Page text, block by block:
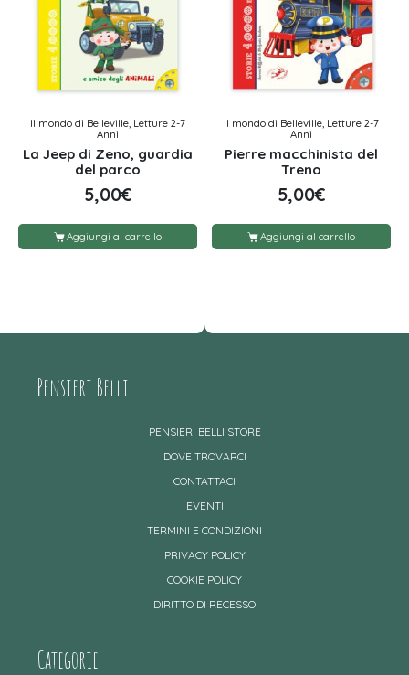
Il mondo di Belleville, Letture 2-7
Anni
La Jeep di Zeno, guardia
del parco
5,00€
Aggiungi al carrello
Il mondo di Belleville, Letture 2-7
Anni
Pierre macchinista del
Treno
5,00€
Aggiungi al carrello
Pensieri Belli
PENSIERI BELLI STORE
DOVE TROVARCI
CONTATTACI
EVENTI
TERMINI E CONDIZIONI
PRIVACY POLICY
COOKIE POLICY
DIRITTO DI RECESSO
Categorie